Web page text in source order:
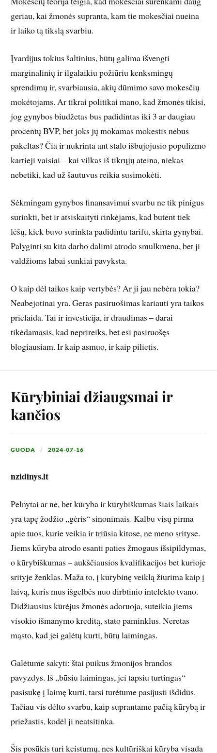
geriau, kai žmonės supranta, kam tie mokesčiai nueina
ir laiko tą tikslą svarbiu.
Įvardijus tokius šaltinius, būtų galima išvengti
marginalinių ir ilgalaikiu požiūriu kenksmingų
sprendimų ir, svarbiausia, akių dūmimo savo mokesčių
mokėtojams. Ar tikrai politikai mano, kad žmonės tikisi,
jog gynybos biudžetas bus padidintas iki 3 ar daugiau
procentų BVP, bet joks jų mokamas mokestis nebus
pakeltas? Čia ir nukrinta ant stalo išbujojusio populizmo
kartieji vaisiai – kai vilkas iš tikrųjų ateina, niekas
nebetiki, kad už šautuvus reikia susimokėti.
Sėkmingam gynybos finansavimui svarbu ne tik pinigus
surinkti, bet ir atsiskaityti rinkėjams, kad būtent tiek
lėšų, kiek buvo surinkta padidintu tarifu, skirta gynybai.
Palyginti su kita darbo dalimi atrodo smulkmena, bet ji
valdžioms labai sunkiai pavyksta.
O kaip dėl taikos kaip vertybės? Ar ji jau nebėra tokia?
Neabejotinai yra. Geras pasiruošimas kariauti yra taikos
prielaida. Tai ir investicija, ir draudimas – darai
tikėdamasis, kad neprireiks, bet esi pasiruošęs
blogiausiam. Ir kaip asmuo, ir kaip pilietis.
Kūrybiniai džiaugsmai ir
kančios
GUODA 2024-07-16
nzidinys.lt
Pelnytai ar ne, bet kūryba ir kūrybiškumas šiais laikais
yra tapę žodžio „gėris“ sinonimais. Kalbu visų pirma
apie tuos, kurie veikia ir triūsia kitose, ne meno srityse.
Jiems kūryba atrodo esanti paties žmogaus išsipildymas,
o kūrybiškumas – aukščiausios kvalifikacijos bet kurioje
srityje ženklas. Maža to, į kūrybinę veiklą žiūrima kaip į
laivą, kuris mus išgelbės nuo dirbtinio intelekto tvano.
Didžiausius kūrėjus žmonės adoruoja, suteikia jiems
visokio išmanymo kreditą, stato paminklus. Neretas
mąsto, kad jei galėtų kurti, būtų laimingas.
Galėtume sakyti: štai puikus žmonijos brandos
pavyzdys. Iš „būsiu laimingas, jei tapsiu turtingas“
pasisukę į laimę kurti, tarsi turėtume pasijusti išdidūs.
Tačiau vis dėlto svarbu, kaip suprantame pačią kūrybą ir
priežastis, kodėl ji neatsitinka.
Šis posūkis turi keistumų, nes kultūriškai kūryba visada